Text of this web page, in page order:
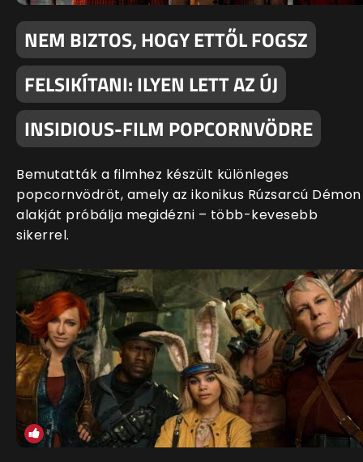
NEM BIZTOS, HOGY ETTŐL FOGSZ
FELSIKÍTANI: ILYEN LETT AZ ÚJ
INSIDIOUS-FILM POPCORNVÖDRE
Bemutatták a filmhez készült különleges
popcornvödröt, amely az ikonikus Rúzsarcú Démon
alakját próbálja megidézni – több-kevesebb
sikerrel.